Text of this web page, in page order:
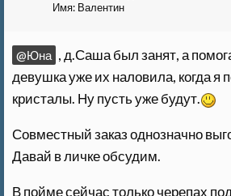
Имя: Валентин
@Юна , д.Саша был занят, а
девушка уже их наловила, когда я
кристалы. Ну пусть уже будут.
Совместный заказ однозначно
Давай в личке обсудим.
В пойме сейчас только черепах